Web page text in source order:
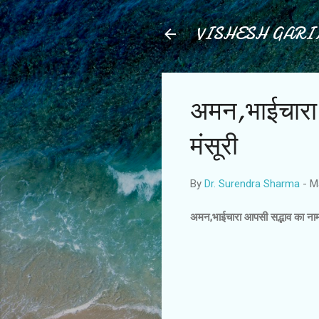
VISHESH
मंसूरी
By Dr. Surendra Sharma -
अमन,भाईचारा आपसी सद्भाव का